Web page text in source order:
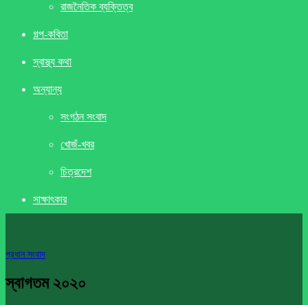
রাজনৈতিক ব্যক্তিত্ব
গল্প-কবিতা
স্বাস্থ্য কথা
অন্যান্য
সংগঠন সংবাদ
খােজঁ-খবর
চিত্রদেশ
সাক্ষাৎকার
প্রধান সংবাদ
স্বাগতম ২০২০